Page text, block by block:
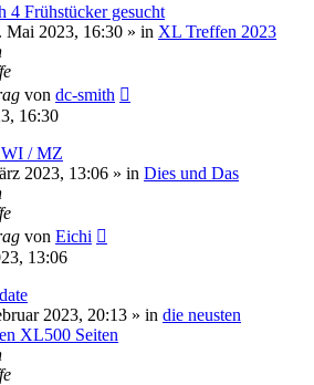
4 Frühstücker gesucht
Mai 2023, 16:30 » in XL Treffen 2023
von dc-smith
16:30
WI / MZ
2023, 13:06 » in Dies und Das
von Eichi
13:06
2023, 20:13 » in die neusten
XL500 Seiten